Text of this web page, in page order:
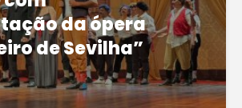
da ópera
de Sevilha”